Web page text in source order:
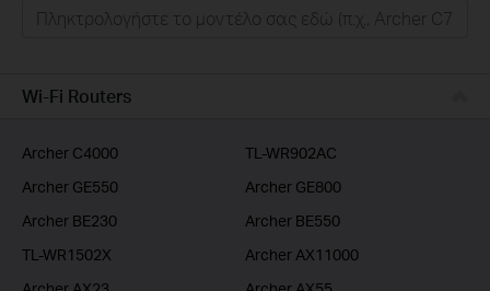
Επιχειρησεις
Wi-Fi Routers
Archer C4000
TL-WR902AC
Archer GE550
Archer GE800
Archer BE230
Archer BE550
TL-WR1502X
Archer AX11000